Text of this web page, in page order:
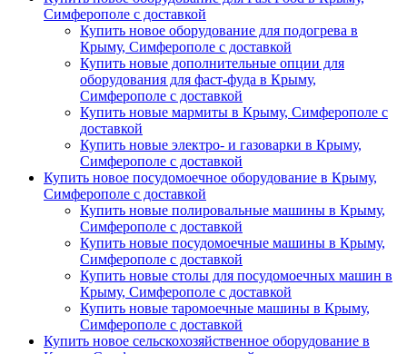
Симферополе с доставкой
Купить новое оборудование для подогрева в
Крыму, Симферополе с доставкой
Купить новые дополнительные опции для
оборудования для фаст-фуда в Крыму,
Симферополе с доставкой
Купить новые мармиты в Крыму, Симферополе с
доставкой
Купить новые электро- и газоварки в Крыму,
Симферополе с доставкой
Купить новое посудомоечное оборудование в Крыму,
Симферополе с доставкой
Купить новые полировальные машины в Крыму,
Симферополе с доставкой
Купить новые посудомоечные машины в Крыму,
Симферополе с доставкой
Купить новые столы для посудомоечных машин в
Крыму, Симферополе с доставкой
Купить новые таромоечные машины в Крыму,
Симферополе с доставкой
Купить новое сельскохозяйственное оборудование в